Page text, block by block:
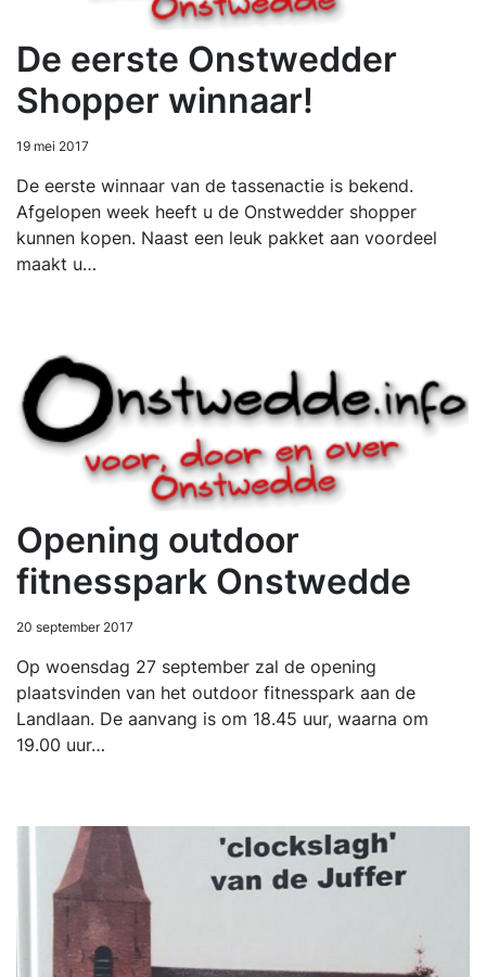
De eerste Onstwedder
Shopper winnaar!
19 mei 2017
De eerste winnaar van de tassenactie is bekend.
Afgelopen week heeft u de Onstwedder shopper
kunnen kopen. Naast een leuk pakket aan voordeel
maakt u…
Opening outdoor
fitnesspark Onstwedde
20 september 2017
Op woensdag 27 september zal de opening
plaatsvinden van het outdoor fitnesspark aan de
Landlaan. De aanvang is om 18.45 uur, waarna om
19.00 uur…